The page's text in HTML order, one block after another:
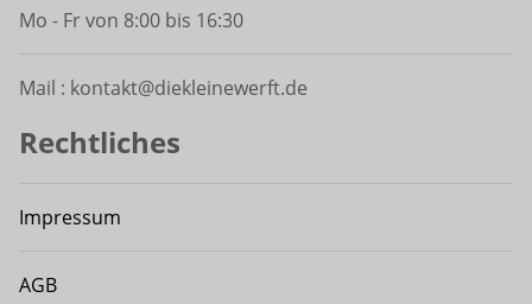
Mo - Fr von 8:00 bis 16:30
Mail : kontakt@diekleinewerft.de
Rechtliches
Impressum
AGB